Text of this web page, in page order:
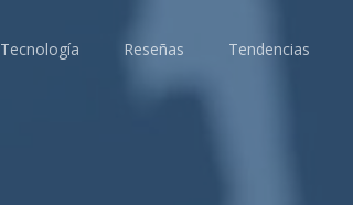
Tecnología Reseñas Tendencias